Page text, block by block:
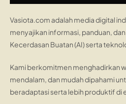
Vasiota.com adalah media digital
menyajikan informasi, panduan,
Kecerdasan Buatan (AI) serta
Kami berkomitmen menghadirkan
mendalam, dan mudah dipahami
beradaptasi serta lebih produktif di